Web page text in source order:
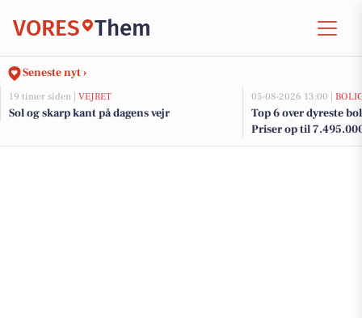
VORES Them
Seneste nyt ›
19 timer siden | VEJRET
Sol og skarp kant på dagens vejr
05-08-2026 13:00 |
Top 6 over dyreste
Priser op til